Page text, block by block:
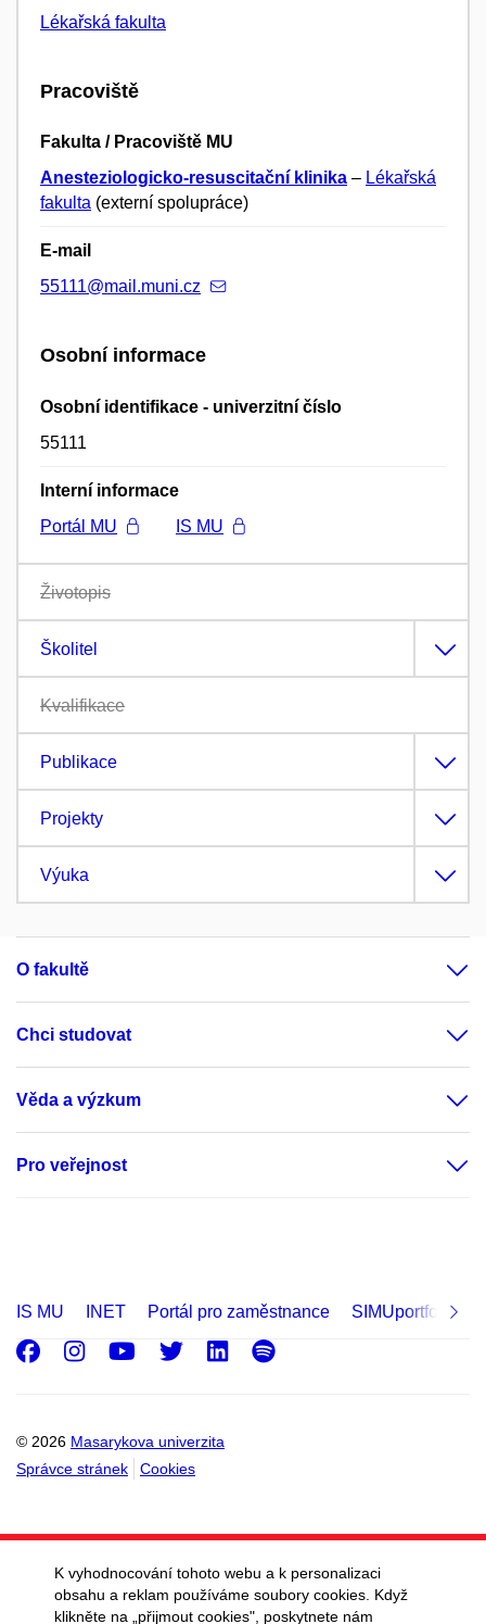
Lékařská fakulta
Pracoviště
Fakulta / Pracoviště MU
Anesteziologicko-resuscitační klinika – Lékařská
fakulta (externí spolupráce)
E-mail
55111@mail.muni.cz
Osobní informace
Osobní identifikace - univerzitní číslo
55111
Interní informace
Portál MU
IS MU
Životopis
Školitel
Kvalifikace
Publikace
Projekty
Výuka
O fakultě
Chci studovat
Věda a výzkum
Pro veřejnost
IS MU INET Portál pro zaměstnance SIMUportfolio
© 2026 Masarykova univerzita
Správce stránek
Cookies
Facebook
Instagram
Youtube
Twitter
LinkedIn
Spotify
K vyhodnocování tohoto webu a k personalizaci
obsahu a reklam používáme soubory cookies. Když
klikněte na „přijmout cookies", poskytnete nám